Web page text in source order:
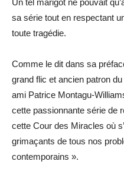
Un tel marigot ne pouvait
sa série tout en respectant
toute tragédie.
Comme le dit dans sa
grand flic et ancien patron
ami Patrice Montagu-
cette passionnante série de
cette Cour des Miracles où
grimaçants de tous nos
contemporains ».